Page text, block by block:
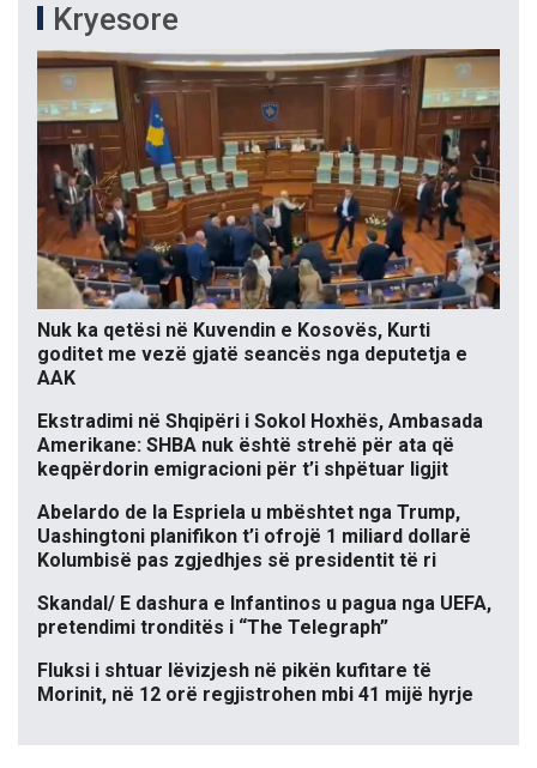
Kryesore
Nuk ka qetësi në Kuvendin e Kosovës, Kurti
goditet me vezë gjatë seancës nga deputetja e
AAK
Ekstradimi në Shqipëri i Sokol Hoxhës, Ambasada
Amerikane: SHBA nuk është strehë për ata që
keqpërdorin emigracioni për t’i shpëtuar ligjit
Abelardo de la Espriela u mbështet nga Trump,
Uashingtoni planifikon t’i ofrojë 1 miliard dollarë
Kolumbisë pas zgjedhjes së presidentit të ri
Skandal/ E dashura e Infantinos u pagua nga UEFA,
pretendimi tronditës i “The Telegraph”
Fluksi i shtuar lëvizjesh në pikën kufitare të
Morinit, në 12 orë regjistrohen mbi 41 mijë hyrje